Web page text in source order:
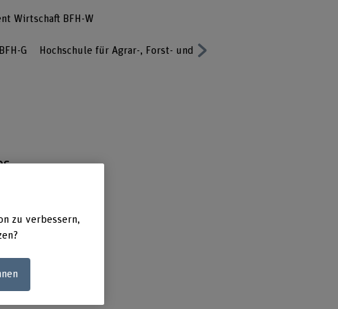
Wirtschaft BFH-W
G Hochschule für Agrar-, Forst- und Lebensmittelwissenschaften
zu verbessern,